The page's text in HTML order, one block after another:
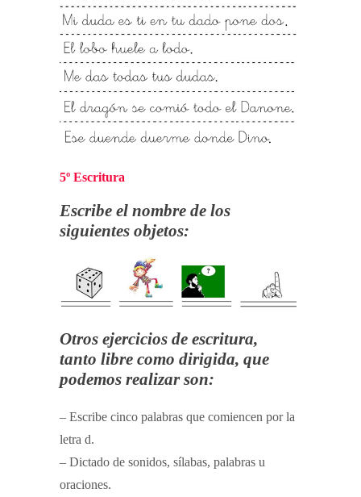
5º Escritura
Escribe el nombre de los
siguientes objetos:
Otros ejercicios de escritura,
tanto libre como dirigida, que
podemos realizar son:
– Escribe cinco palabras que comiencen por la
letra d.
– Dictado de sonidos, sílabas, palabras u
oraciones.